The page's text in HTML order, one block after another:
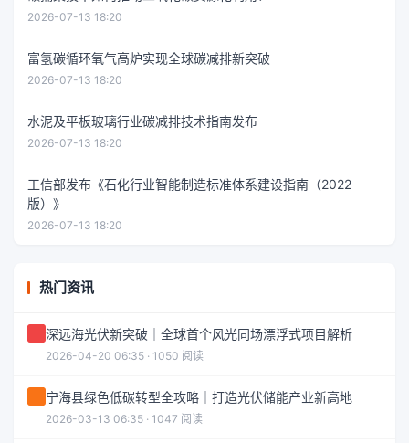
2026-07-13 18:20
富氢碳循环氧气高炉实现全球碳减排新突破
2026-07-13 18:20
水泥及平板玻璃行业碳减排技术指南发布
2026-07-13 18:20
工信部发布《石化行业智能制造标准体系建设指南（2022
版）》
2026-07-13 18:20
热门资讯
深远海光伏新突破｜全球首个风光同场漂浮式项目解析
2026-04-20 06:35 · 1050 阅读
宁海县绿色低碳转型全攻略｜打造光伏储能产业新高地
2026-03-13 06:35 · 1047 阅读